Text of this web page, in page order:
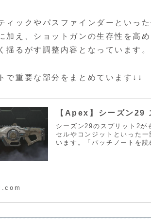
ィックやパスファインダーといっ
加え、ショットガンの生存性を高
揺るがす調整内容となっています。
で重要な部分をまとめています↓↓
【Apex】シーズン29
シーズン29のスプリット2が
セルやコンジットといった
います。「パッチノートを